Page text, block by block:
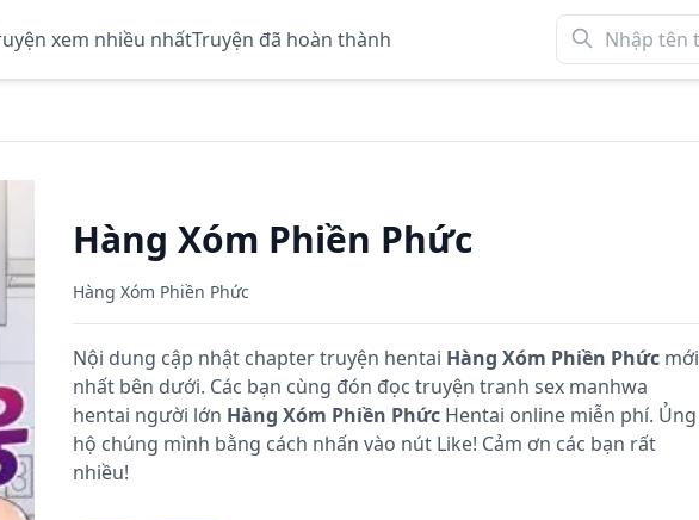
xem nhiều nhấtTruyện đã hoàn thành
Hàng Xóm Phiền Phức
Hàng Xóm Phiền Phức
Nội dung cập nhật chapter truyện hentai Hàng Xóm Phiền Phứcmới
nhất bên dưới. Các bạn cùng đón đọc truyện tranh sex manhwa
hentai người lớn Hàng Xóm Phiền PhứcHentai online miễn phí. Ủng
hộ chúng mình bằng cách nhấn vào nút Like! Cảm ơn các bạn rất
nhiều!